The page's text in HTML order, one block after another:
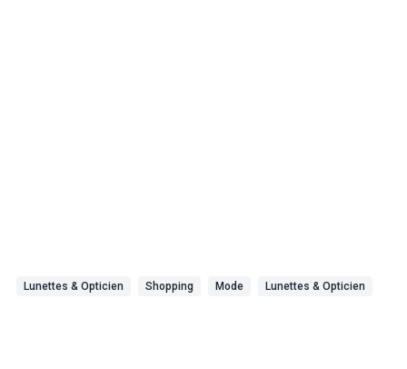
Lunettes & Opticien Shopping Mode Lunettes & Opticien